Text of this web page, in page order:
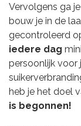
Vervolgens ga
bouw je in de
gecontroleerd
iedere dag
persoonlijk voor
heb je het doel
is begonnen!